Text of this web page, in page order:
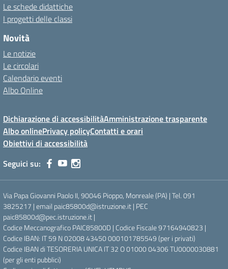
Le schede didattiche
I progetti delle classi
Novità
Le notizie
Le circolari
Calendario eventi
Albo Online
Dichiarazione di accessibilitàAmministrazione trasparente
Albo onlinePrivacy policyContatti e orari
Obiettivi di accessibilità
Seguici su:
Via Papa Giovanni Paolo II, 90046 Pioppo, Monreale (PA) | Tel. 091
3825217 | email paic85800d@istruzione.it | PEC
paic85800d@pec.istruzione.it |
Codice Meccanografico PAIC85800D | Codice Fiscale 97164940823 |
Codice IBAN: IT 59 N 02008 43450 000101785549 (per i privati)
Codice IBAN di TESORERIA UNICA IT 32 O 01000 04306 TU0000030881
(per gli enti pubblici)